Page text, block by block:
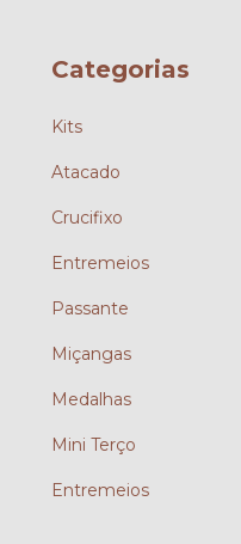
Categorias
Kits
Atacado
Crucifixo
Entremeios
Passante
Miçangas
Medalhas
Mini Terço
Entremeios